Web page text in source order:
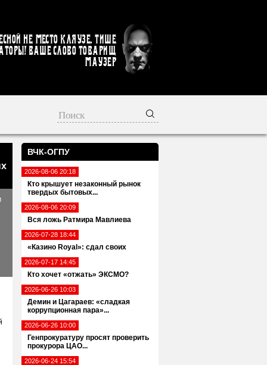
не место кляузе. Тише
Ваше слово товарищ
Маузер
ВЧК-ОГПУ
2026-08-06 20:18
Кто крышует незаконный рынок
твердых бытовых...
2026-08-06 20:09
Вся ложь Ратмира Мавлиева
2026-07-28 18:44
«Казино Royal»: сдал своих
2026-07-17 14:45
Кто хочет «отжать» ЭКСМО?
2026-06-26 10:03
Демин и Цагараев: «сладкая
коррупционная пара»...
2026-06-26 10:00
Генпрокуратуру просят проверить
прокурора ЦАО...
2026-06-24 15:54